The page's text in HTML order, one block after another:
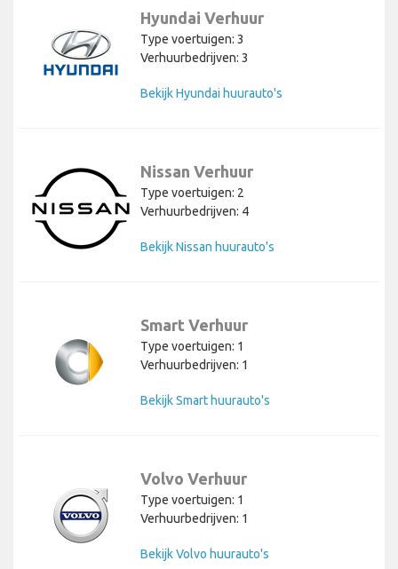
Hyundai Verhuur
Type voertuigen: 3
Verhuurbedrijven: 3
Bekijk Hyundai huurauto's
Nissan Verhuur
Type voertuigen: 2
Verhuurbedrijven: 4
Bekijk Nissan huurauto's
Smart Verhuur
Type voertuigen: 1
Verhuurbedrijven: 1
Bekijk Smart huurauto's
Volvo Verhuur
Type voertuigen: 1
Verhuurbedrijven: 1
Bekijk Volvo huurauto's